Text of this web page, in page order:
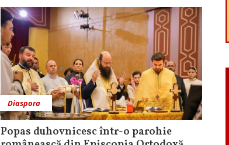
Diaspora
Popas duhovnicesc într-o parohie